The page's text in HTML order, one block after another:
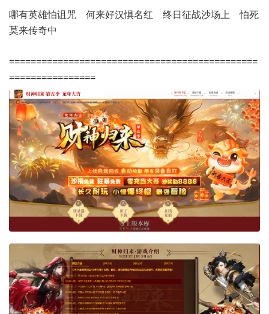
哪有英雄怕诅咒 何来好汉惧名红 终日征战沙场上 怕死
莫来传奇中
==============================================
================